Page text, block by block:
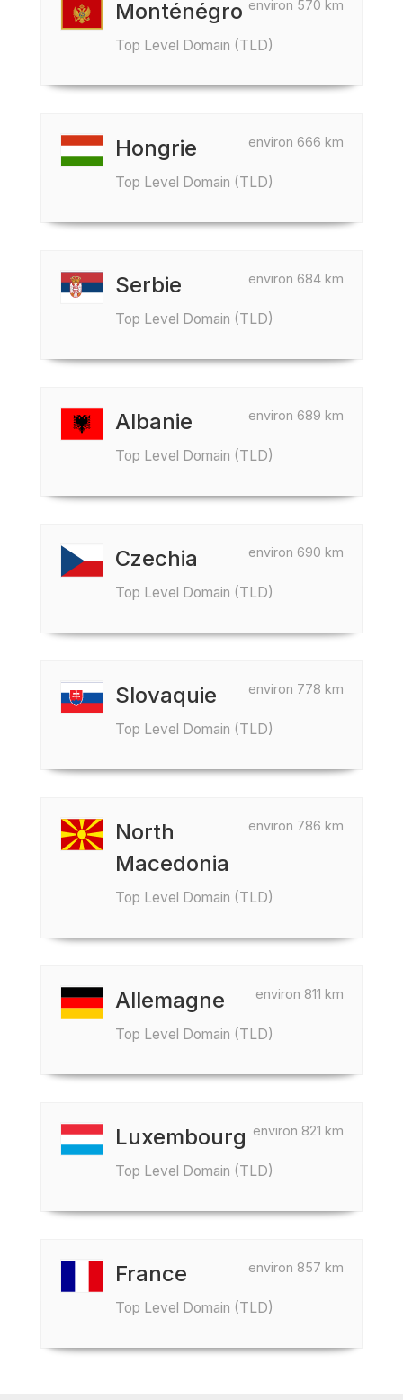
environ 570 km
Monténégro
Top Level Domain (TLD)
environ 666 km
Hongrie
Top Level Domain (TLD)
environ 684 km
Serbie
Top Level Domain (TLD)
environ 689 km
Albanie
Top Level Domain (TLD)
environ 690 km
Czechia
Top Level Domain (TLD)
environ 778 km
Slovaquie
Top Level Domain (TLD)
environ 786 km
North
Macedonia
Top Level Domain (TLD)
environ 811 km
Allemagne
Top Level Domain (TLD)
environ 821 km
Luxembourg
Top Level Domain (TLD)
environ 857 km
France
Top Level Domain (TLD)